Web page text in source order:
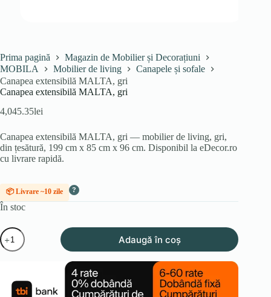
Prima pagină
Magazin de Mobilier și Decorațiuni
MOBILA
Mobilier de living
Canapele și sofale
Canapea extensibilă MALTA, gri
Canapea extensibilă MALTA, gri
4,045.35lei
Canapea extensibilă MALTA, gri — mobilier de living, gri,
din țesătură, 199 cm x 85 cm x 96 cm. Disponibil la eDecor.ro
cu livrare rapidă.
📦 Livrare ~10 zile ?
În stoc
Cantitate
Canapea
extensibilă
Adaugă în coș